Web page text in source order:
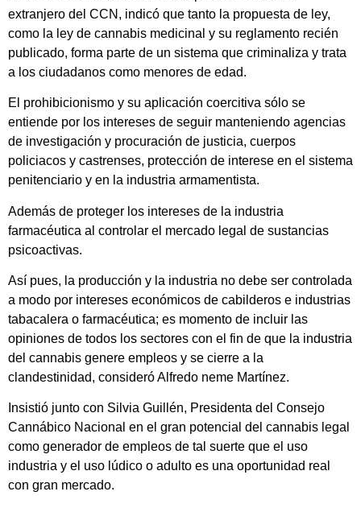
extranjero del CCN, indicó que tanto la propuesta de ley,
como la ley de cannabis medicinal y su reglamento recién
publicado, forma parte de un sistema que criminaliza y trata
a los ciudadanos como menores de edad.
El prohibicionismo y su aplicación coercitiva sólo se
entiende por los intereses de seguir manteniendo agencias
de investigación y procuración de justicia, cuerpos
policiacos y castrenses, protección de interese en el sistema
penitenciario y en la industria armamentista.
Además de proteger los intereses de la industria
farmacéutica al controlar el mercado legal de sustancias
psicoactivas.
Así pues, la producción y la industria no debe ser controlada
a modo por intereses económicos de cabilderos e industrias
tabacalera o farmacéutica; es momento de incluir las
opiniones de todos los sectores con el fin de que la industria
del cannabis genere empleos y se cierre a la
clandestinidad, consideró Alfredo neme Martínez.
Insistió junto con Silvia Guillén, Presidenta del Consejo
Cannábico Nacional en el gran potencial del cannabis legal
como generador de empleos de tal suerte que el uso
industria y el uso lúdico o adulto es una oportunidad real
con gran mercado.